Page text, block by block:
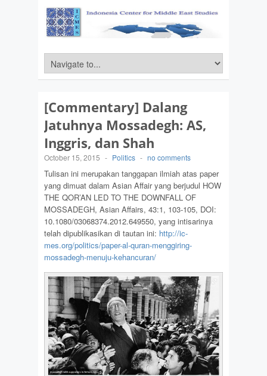
[Commentary] Dalang
Jatuhnya Mossadegh: AS,
Inggris, dan Shah
October 15, 2015 - Politics - no comments
Tulisan ini merupakan tanggapan ilmiah atas paper
yang dimuat dalam Asian Affair yang berjudul HOW
THE QOR’AN LED TO THE DOWNFALL OF
MOSSADEGH, Asian Affairs, 43:1, 103-105, DOI:
10.1080/03068374.2012.649550, yang intisarinya
telah dipublikasikan di tautan ini: http://ic-
mes.org/politics/paper-al-quran-menggiring-
mossadegh-menuju-kehancuran/